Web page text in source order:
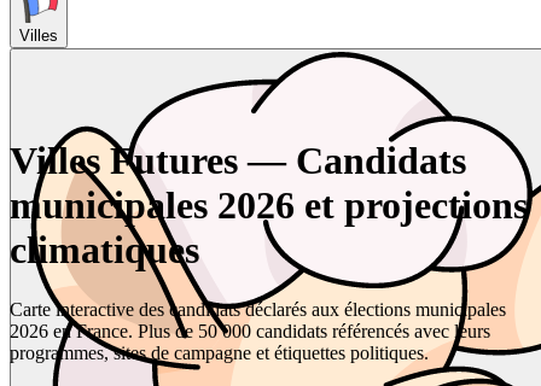
Villes
Villes Futures — Candidats
municipales 2026 et projections
climatiques
Carte interactive des candidats déclarés aux élections municipales
2026 en France. Plus de 50 000 candidats référencés avec leurs
programmes, sites de campagne et étiquettes politiques.